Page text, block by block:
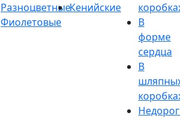
Разноцветные
Фиолетовые
Кенийские
В
форме
сердца
В